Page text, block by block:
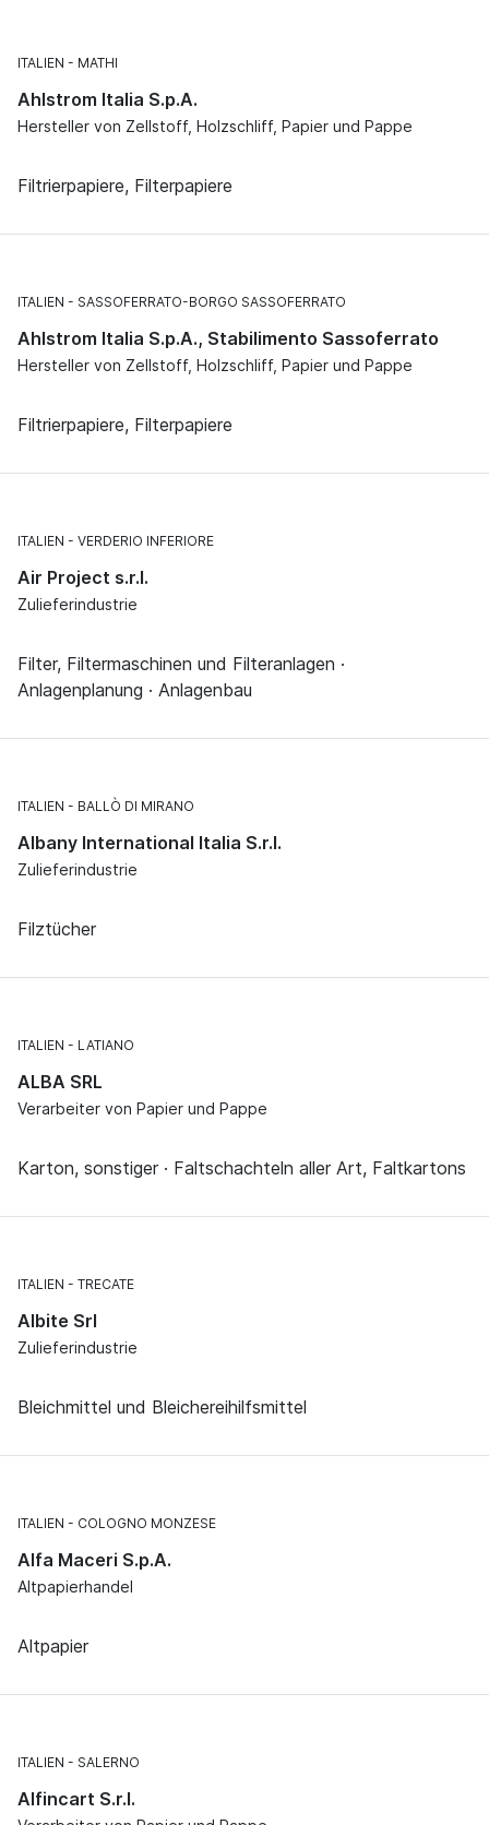
ITALIEN MATHI
Ahlstrom Italia S.p.A.
Hersteller von Zellstoff, Holzschliff, Papier und Pappe
Filtrierpapiere, Filterpapiere
ITALIEN SASSOFERRATO-BORGO SASSOFERRATO
Ahlstrom Italia S.p.A., Stabilimento Sassoferrato
Hersteller von Zellstoff, Holzschliff, Papier und Pappe
Filtrierpapiere, Filterpapiere
ITALIEN VERDERIO INFERIORE
Air Project s.r.l.
Zulieferindustrie
Filter, Filtermaschinen und Filteranlagen ·
Anlagenplanung · Anlagenbau
ITALIEN BALLÒ DI MIRANO
Albany International Italia S.r.l.
Zulieferindustrie
Filztücher
ITALIEN LATIANO
ALBA SRL
Verarbeiter von Papier und Pappe
Karton, sonstiger · Faltschachteln aller Art, Faltkartons
ITALIEN TRECATE
Albite Srl
Zulieferindustrie
Bleichmittel und Bleichereihilfsmittel
ITALIEN COLOGNO MONZESE
Alfa Maceri S.p.A.
Altpapierhandel
Altpapier
ITALIEN SALERNO
Alfincart S.r.l.